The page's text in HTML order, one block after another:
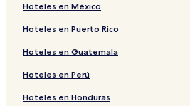
Hoteles en México
Hoteles en Puerto Rico
Hoteles en Guatemala
Hoteles en Perú
Hoteles en Honduras